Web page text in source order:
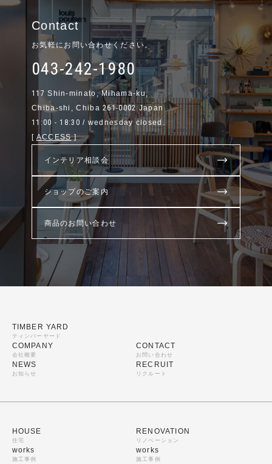
Contact
お気軽にお問い合わせください。
043-242-1980
117 Shin-minato, Mihama-ku,
Chiba-shi, Chiba261-0002Japan
11:00 - 18:30 / wednesday closed.
[ ACCESS]
インテリア相談会
ショップのご案内
商品のお問い合わせ
TIMBER YARD
ティンバーヤード
COMPANY
会社概要
NEWS
お知らせ
CONTACT
お問い合わせ
RECRUIT
リクルート
HOUSE
住宅
works
施工事例
RENOVATION
リノベーション
works
施工事例